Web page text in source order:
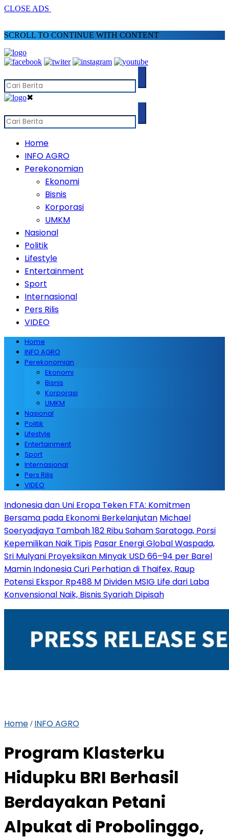
CLOSE ADS
SCROLL TO CONTINUE WITH CONTENT
✖
Home
INFO AGRO
Perekonomian
Ekonomi
Bisnis
Korporasi
UMKM
Nasional
Politik
Lifestyle
Entertainment
Sport
Internasional
Pers Rilis
VIDEO
Home
INFO AGRO
Perekonomian
Ekonomi
Bisnis
Korporasi
UMKM
Nasional
Politik
Lifestyle
Entertainment
Sport
Internasional
Pers Rilis
VIDEO
Indonesia dan Uni Eropa Teken FTA: Komitmen
Bersama pada Ekonomi Berkelanjutan Michael
Soeryadjaya Tambah 182 Ribu Saham Saratoga, Porsi
Kepemilikan Naik Tipis Pasar Energi Global Waspada,
Sri Mulyani Proyeksikan Minyak USD 66–94 per Barel
Mamin Indonesia Curi Perhatian di Thaifex, Raup
Potensi Ekspor Rp488 M Dividen MSIG Life dari Laba
Konvensional Naik, Bisnis Syariah Dipisah
Home / INFO AGRO
Program Klasterku
Hidupku BRI Berhasil
Berdayakan Petani
Alpukat di Probolinggo,